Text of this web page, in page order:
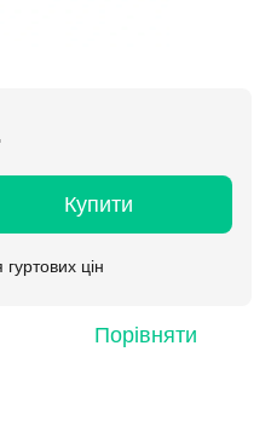
Купити
цін
Порівняти